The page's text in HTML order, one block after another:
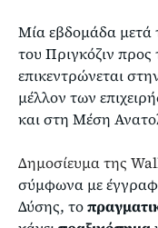
Μία εβδομάδα μετά
του Πριγκόζιν προς
επικεντρώνεται
μέλλον των
και στη Μέση
Δημοσίευμα της
σύμφωνα με
Δύσης, το